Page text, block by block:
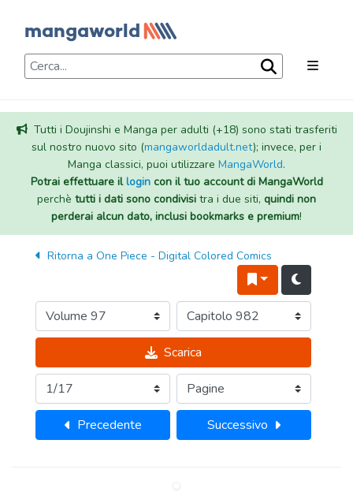
Tutti i Doujinshi e Manga per adulti (+18) sono stati trasferiti
sul nostro nuovo sito (mangaworldadult.net); invece, per i
Manga classici, puoi utilizzare MangaWorld.
Potrai effettuare illogincon il tuo account di MangaWorld
perchè tutti i dati sono condivisi tra i due siti, quindi non
perderai alcun dato, inclusi bookmarks e premium!
Ritorna a One Piece - Digital Colored Comics
Scarica
Precedente Successivo